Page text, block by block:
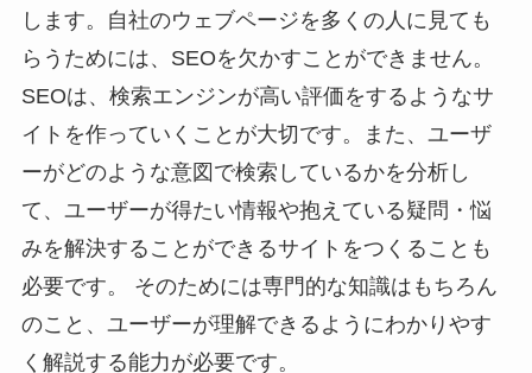
します。自社のウェブページを多くの人に見ても
らうためには、SEOを欠かすことができません。
SEOは、検索エンジンが高い評価をするようなサ
イトを作っていくことが大切です。また、ユーザ
ーがどのような意図で検索しているかを分析し
て、ユーザーが得たい情報や抱えている疑問・悩
みを解決することができるサイトをつくることも
必要です。 そのためには専門的な知識はもちろん
のこと、ユーザーが理解できるようにわかりやす
く解説する能力が必要です。